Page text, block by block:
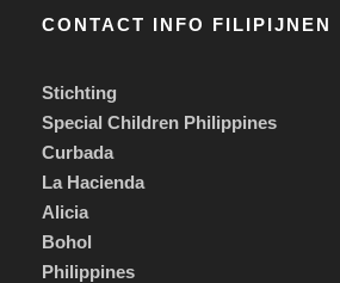
CONTACT INFO FILIPIJNEN
Stichting
Special Children Philippines
Curbada
La Hacienda
Alicia
Bohol
Philippines